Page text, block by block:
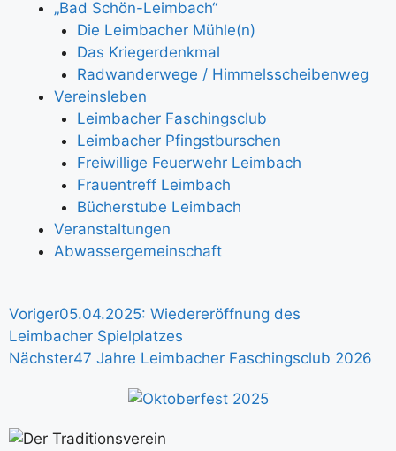
„Bad Schön-Leimbach“
Die Leimbacher Mühle(n)
Das Kriegerdenkmal
Radwanderwege / Himmelsscheibenweg
Vereinsleben
Leimbacher Faschingsclub
Leimbacher Pfingstburschen
Freiwillige Feuerwehr Leimbach
Frauentreff Leimbach
Bücherstube Leimbach
Veranstaltungen
Abwassergemeinschaft
Voriger05.04.2025: Wiedereröffnung des
Leimbacher Spielplatzes
Nächster47 Jahre Leimbacher Faschingsclub 2026